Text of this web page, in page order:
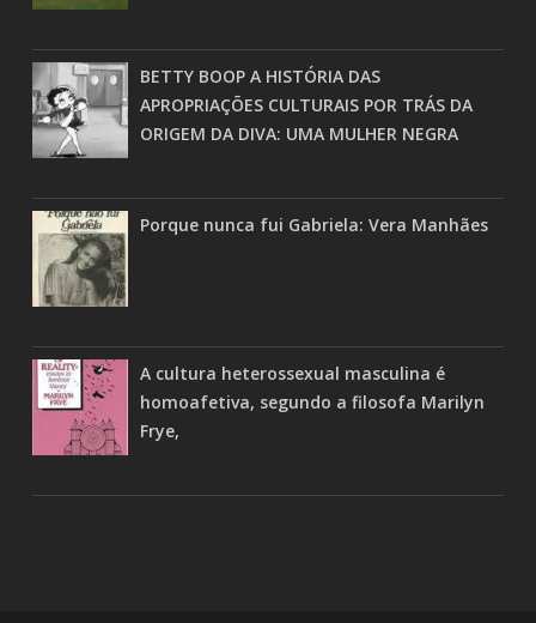
BETTY BOOP A HISTÓRIA DAS
APROPRIAÇÕES CULTURAIS POR TRÁS DA
ORIGEM DA DIVA: UMA MULHER NEGRA
Porque nunca fui Gabriela: Vera Manhães
A cultura heterossexual masculina é
homoafetiva, segundo a filosofa Marilyn
Frye,